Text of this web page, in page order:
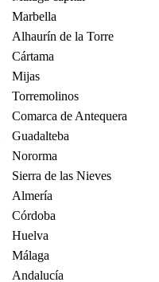
Marbella
Alhaurín de la Torre
Cártama
Mijas
Torremolinos
Comarca de Antequera
Guadalteba
Nororma
Sierra de las Nieves
Almería
Córdoba
Huelva
Málaga
Andalucía